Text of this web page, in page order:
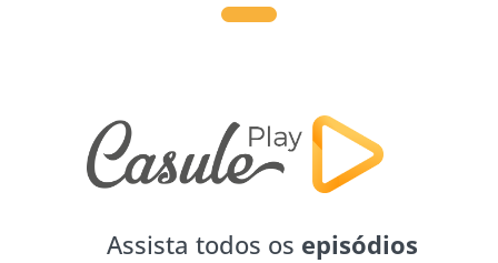
Assista todos os episódios